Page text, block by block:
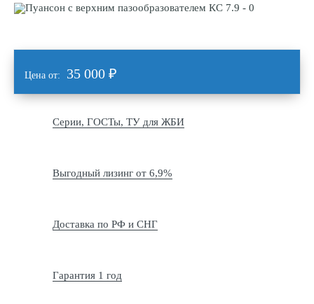
Цена от: 35 000 ₽
Серии, ГОСТы, ТУ для ЖБИ
Выгодный лизинг от 6,9%
Доставка по РФ и СНГ
Гарантия 1 год